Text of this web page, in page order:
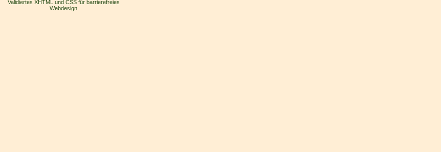
Validiertes XHTML und CSS für barrierefreies
Webdesign